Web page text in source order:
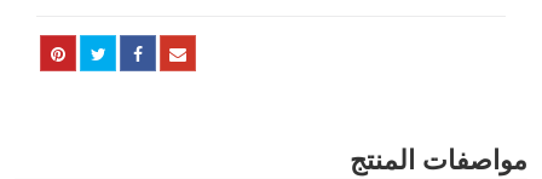
مواصفات المنتج